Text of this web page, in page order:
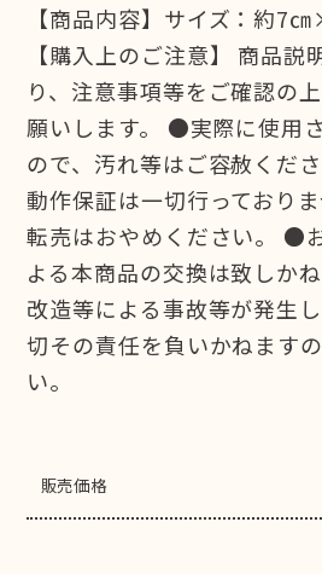
【商品内容】サイズ：約7
【購入上のご注意】 商品説
り、注意事項等をご確認の
願いします。 ●実際に使用
ので、汚れ等はご容赦くだ
動作保証は一切行っており
転売はおやめください。 ●
よる本商品の交換は致しか
改造等による事故等が発生
切その責任を負いかねます
い。
販売価格